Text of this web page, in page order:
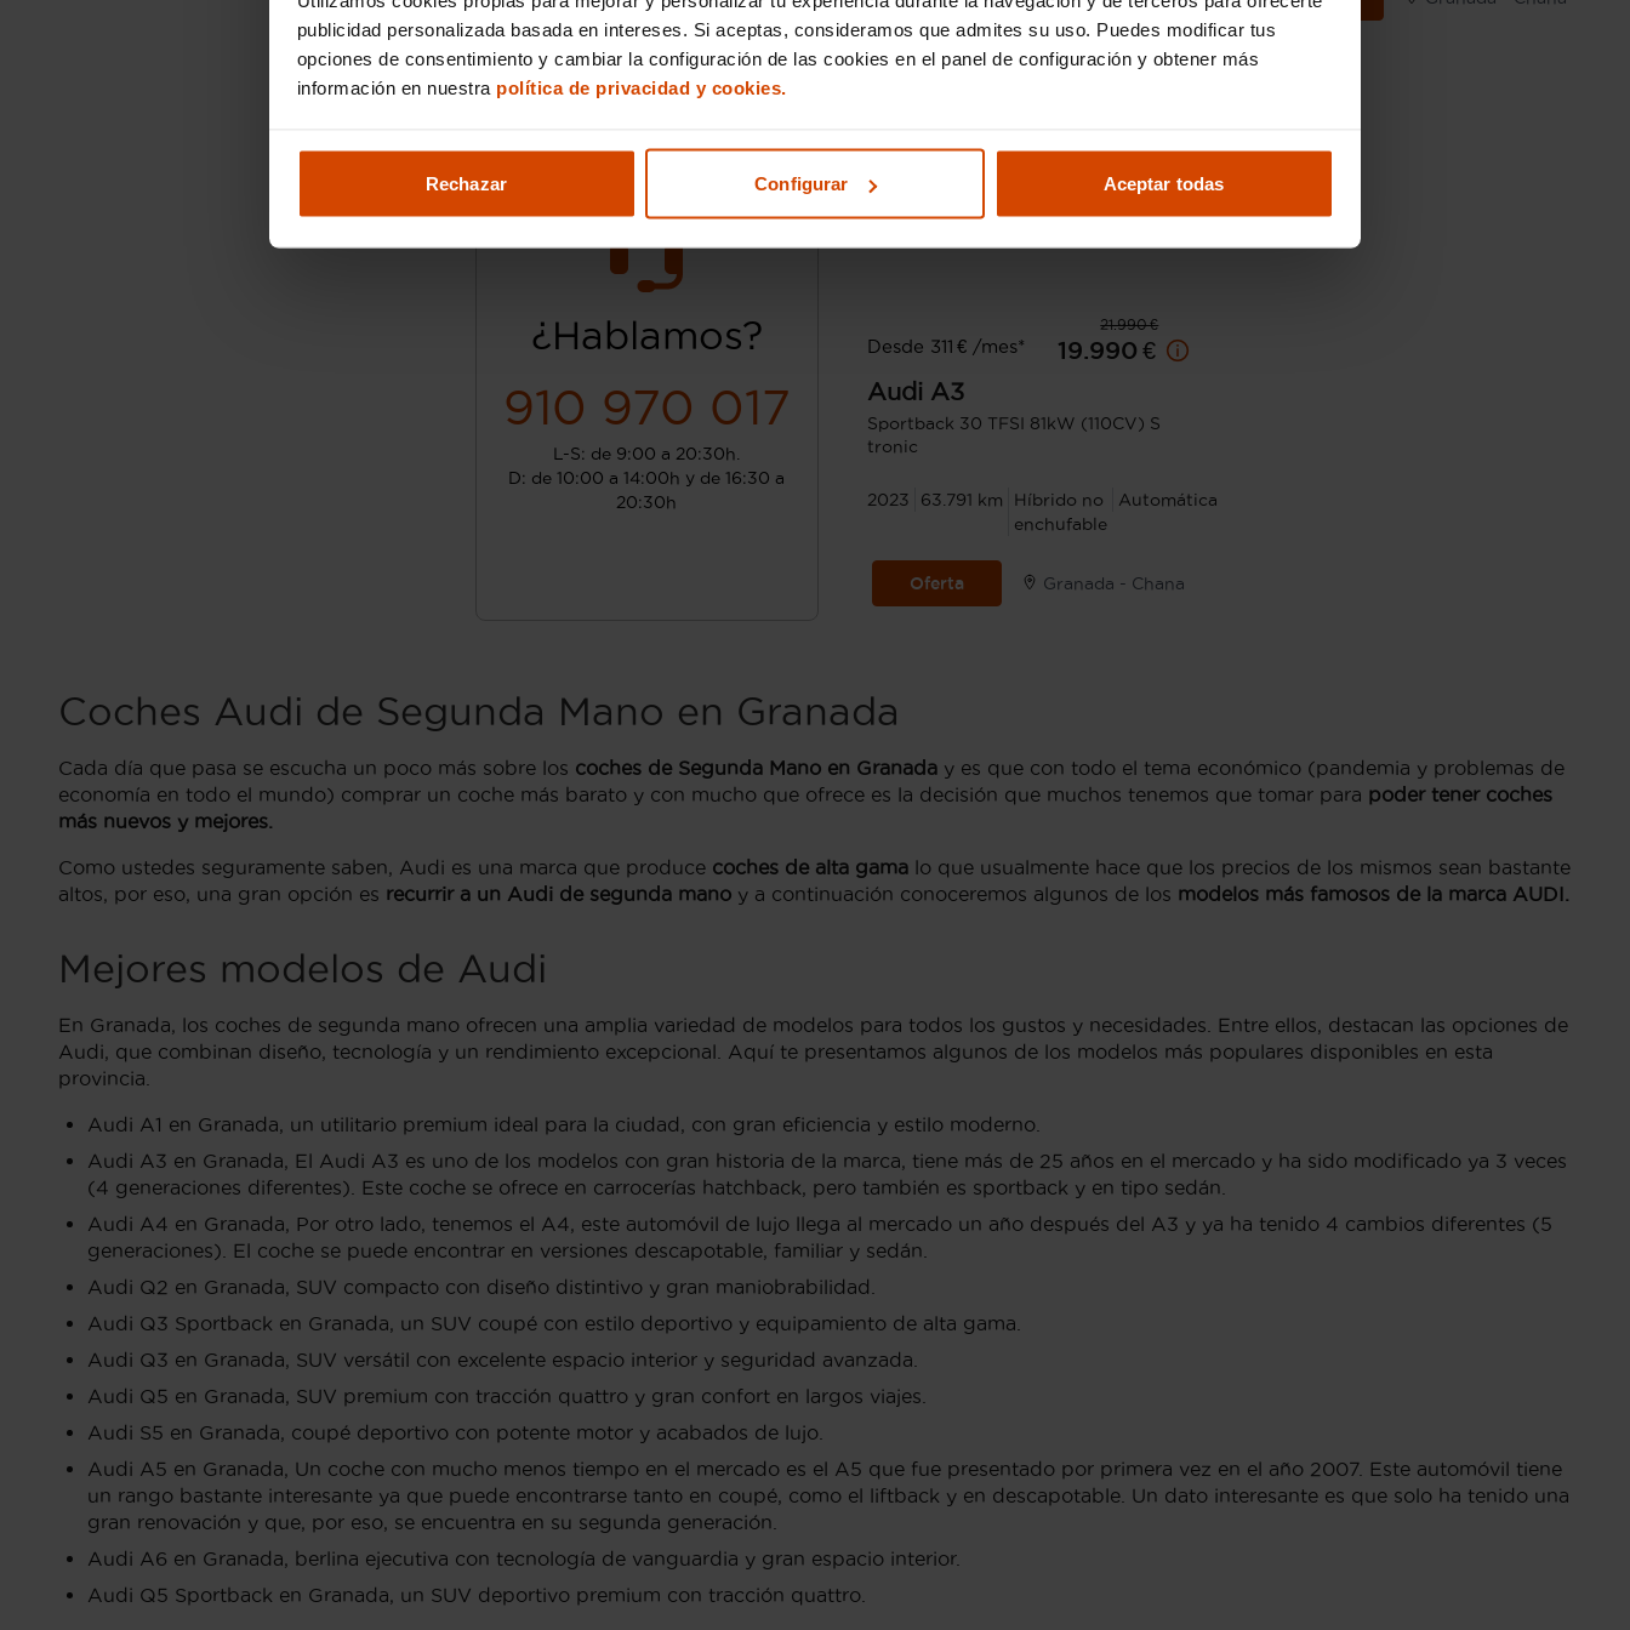
publicidad personalizada basada en intereses. Si aceptas, consideramos que admites su uso. Puedes modificar tus
opciones de consentimiento y cambiar la configuración de las cookies en el panel de configuración y obtener más
información en nuestra política de privacidad y cookies.
Rechazar Configurar Aceptar todas
Granada - Chana Granada - Chana
¿Hablamos?
910 970 017
L-S: de 9:00 a 20:30h.
D: de 10:00 a 14:00h y de 16:30 a
20:30h
21.990 €
Desde 311 € /mes*
19.990 €
Audi A3
Sportback 30 TFSI 81kW (110CV) S
tronic
2023 63.791 km
Híbrido no
enchufable
Automática
Oferta Granada - Chana
Coches Audi de Segunda Mano en Granada
Cada día que pasa se escucha un poco más sobre los coches de Segunda Mano en Granada y es que con todo el tema económico (pandemia y problemas de
economía en todo el mundo) comprar un coche más barato y con mucho que ofrece es la decisión que muchos tenemos que tomar para poder tener coches
más nuevos y mejores.
Como ustedes seguramente saben, Audi es una marca que produce coches de alta gama lo que usualmente hace que los precios de los mismos sean bastante
altos, por eso, una gran opción es recurrir a un Audi de segunda mano y a continuación conoceremos algunos de los modelos más famosos de la marca AUDI.
Mejores modelos de Audi
En Granada, los coches de segunda mano ofrecen una amplia variedad de modelos para todos los gustos y necesidades. Entre ellos, destacan las opciones de
Audi, que combinan diseño, tecnología y un rendimiento excepcional. Aquí te presentamos algunos de los modelos más populares disponibles en esta
provincia.
Audi A1 en Granada, un utilitario premium ideal para la ciudad, con gran eficiencia y estilo moderno.
Audi A3 en Granada, El Audi A3 es uno de los modelos con gran historia de la marca, tiene más de 25 años en el mercado y ha sido modificado ya 3 veces
(4 generaciones diferentes). Este coche se ofrece en carrocerías hatchback, pero también es sportback y en tipo sedán.
Audi A4 en Granada, Por otro lado, tenemos el A4, este automóvil de lujo llega al mercado un año después del A3 y ya ha tenido 4 cambios diferentes (5
generaciones). El coche se puede encontrar en versiones descapotable, familiar y sedán.
Audi Q2 en Granada, SUV compacto con diseño distintivo y gran maniobrabilidad.
Audi Q3 Sportback en Granada, un SUV coupé con estilo deportivo y equipamiento de alta gama.
Audi Q3 en Granada, SUV versátil con excelente espacio interior y seguridad avanzada.
Audi Q5 en Granada, SUV premium con tracción quattro y gran confort en largos viajes.
Audi S5 en Granada, coupé deportivo con potente motor y acabados de lujo.
Audi A5 en Granada, Un coche con mucho menos tiempo en el mercado es el A5 que fue presentado por primera vez en el año 2007. Este automóvil tiene
un rango bastante interesante ya que puede encontrarse tanto en coupé, como el liftback y en descapotable. Un dato interesante es que solo ha tenido una
gran renovación y que, por eso, se encuentra en su segunda generación.
Audi A6 en Granada, berlina ejecutiva con tecnología de vanguardia y gran espacio interior.
Audi Q5 Sportback en Granada, un SUV deportivo premium con tracción quattro.